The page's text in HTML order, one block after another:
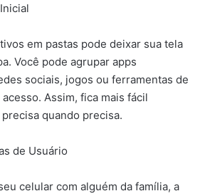
em pastas pode deixar sua tela
Você pode agrupar apps
sociais, jogos ou ferramentas de
Assim, fica mais fácil
quando precisa.
de Usuário
celular com alguém da família, a